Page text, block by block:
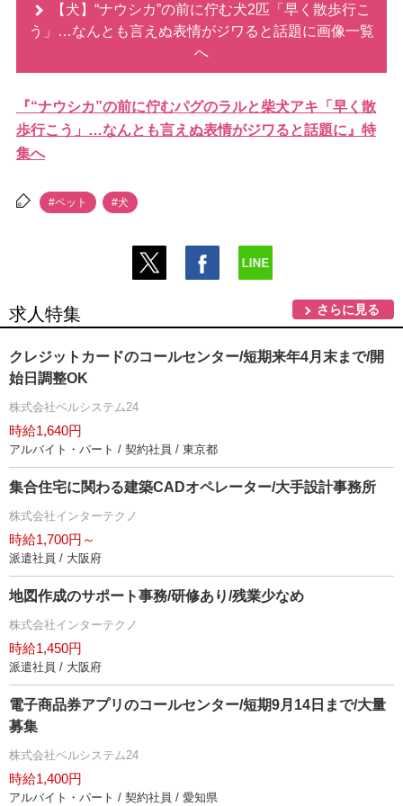
【犬】“ナウシカ”の前に佇む犬2匹「早く散歩行こ
う」…なんとも言えぬ表情がジワると話題に画像一覧
へ
『“ナウシカ”の前に佇むパグのラルと柴犬アキ「早く散
歩行こう」…なんとも言えぬ表情がジワると話題に』特
集へ
#ペット #犬
求人特集 さらに見る
クレジットカードのコールセンター/短期来年4月末まで/開
始日調整OK
株式会社ベルシステム24
時給1,640円
アルバイト・パート / 契約社員 / 東京都
集合住宅に関わる建築CADオペレーター/大手設計事務所
株式会社インターテクノ
時給1,700円～
派遣社員 / 大阪府
地図作成のサポート事務/研修あり/残業少なめ
株式会社インターテクノ
時給1,450円
派遣社員 / 大阪府
電子商品券アプリのコールセンター/短期9月14日まで/大量
募集
株式会社ベルシステム24
時給1,400円
アルバイト・パート / 契約社員 / 愛知県